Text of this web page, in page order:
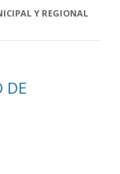
Y REGIONAL
DE